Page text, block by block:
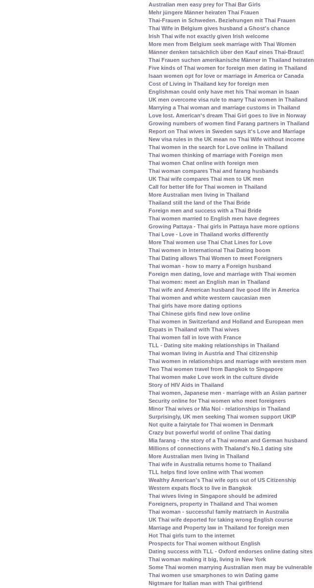
Australian men easy prey for Thai Bar Girls
Mehr jüngere Männer heiraten Thai Frauen
Thai-Frauen in Schweden. Beziehungen mit Thai Frauen
Thai Wife in Belgium gives husband a Ghost's chance
Irish Thai wife not exactly given Irish welcome
More men from Belgium seek marriage with Thai Women
Männer denken tatsächlich über den Kauf eines Thai-Braut!
Thai Frauen suchen amerikanische Männer in Thailand heiraten
Five kinds of Thai women for foreign men dating in Thailand
Isaan women opt for love or marriage in America or Canada
Cost of Living in Thailand key for foreign men
Englishman could only have met his Thai woman in Isaan
UK men overcome visa rule to marry Thai women in Thailand
Marrying a Thai woman and marriage customs in Thailand
Love lost. American's dream Thai Girl goes to live in Norway
Growing numbers of women find Farang partners in Thailand
Report on Thai wives in Sweden says it's Love and Marriage
New visa rules in the UK mean no Thai Wife without income
Thai women in the search for Love online in Thailand
Thai women thinking of marriage with Foreign men
Thai women Chat online with foreign men
Thai woman compares Thai and farang husbands
UK Thai wife compares Thai men to UK men
Call for better life for Thai women in Thailand
More Australian men living in Thailand
Thailand still the land of the Thai Bride
Foreign men and success with a Thai Bride
Thai women married to English men have degrees
Growing Pattaya - Thai girls in Pattaya have more options
Thai Love - Love in Thailand works differently
More Thai women use Thai Chat Lines for Love
Thai women in International Thai Dating boom
Thai Dating allows Thai Women to meet Foreigners
Thai woman - how to marry a Foreign husband
Foreign men dating, love and marriage with Thai women
Thai women: meet an English man in Thailand
Thai wife and American husband live good life in America
Thai women and white western caucasian men
Thai girls have more dating options
Thai Chinese girls find new love online
Thai women in Switzerland and Holland and European men
Expats in Thailand with Thai wives
Thai women fall in love with France
TLL - Dating site making relationships in Thailand
Thai woman living in Austria and Thai citizenship
Thai women in relationships and marriage with western men
Two Thai women travel from Bangkok to Singapore
Thai women make Love work in the culture divide
Story of HIV Aids in Thailand
Thai women, Japanese men - marriage with an Asian partner
Security online for Thai women who meet foreigners
Minor Thai wives or Mia Noi - relationships in Thailand
Surprisingly, UK men seeking Thai women support UKIP
Not quite a fairytale for Thai women in Denmark
Crazy but powerful world of online Thai dating
Mia farang - the story of a Thai woman and German husband
Millions of connections with Thaland's No.1 dating site
More Australian men living in Thailand
Thai wife in Australia returns home to Thailand
TLL helps find love online with Thai women
Wealthy American's Thai wife opts out of US Citizenship
Western expats flock to live in Bangkok
Thai wives living in Singapore should be admired
Foreigners, property in Thailand and Thai women
Thai woman - successful family matriarch in Australia
UK Thai wife deported for taking wrong English course
Marriage and Property law in Thailand for foreign men
Hot Thai girls turn to the internet
Prospects for Thai women without English
Dating success with TLL - Oxford endorses online dating sites
Thai woman making it big, living in New York
Some Thai women marrying Australian men may be vulnerable
Thai women use smarphones to win Dating game
Nigtmare for Italian man with Thai girlfriend